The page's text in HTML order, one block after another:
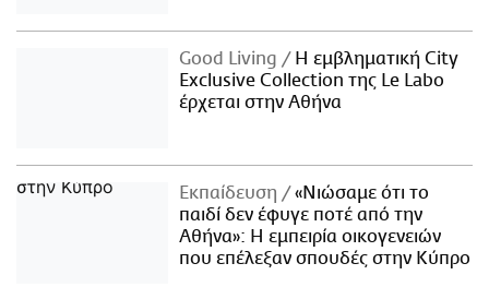
Good Living
Η εμβληματική City
Exclusive Collection της Le Labo
έρχεται στην Αθήνα
Εκπαίδευση
«Νιώσαμε ότι το
παιδί δεν έφυγε ποτέ από την
Αθήνα»: Η εμπειρία οικογενειών
που επέλεξαν σπουδές στην Κύπρο